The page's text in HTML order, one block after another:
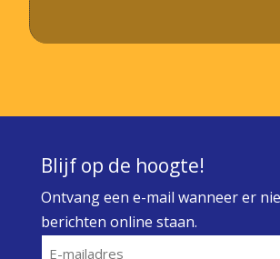
Blijf op de hoogte!
Ontvang een e-mail wanneer er
berichten online staan.
E-